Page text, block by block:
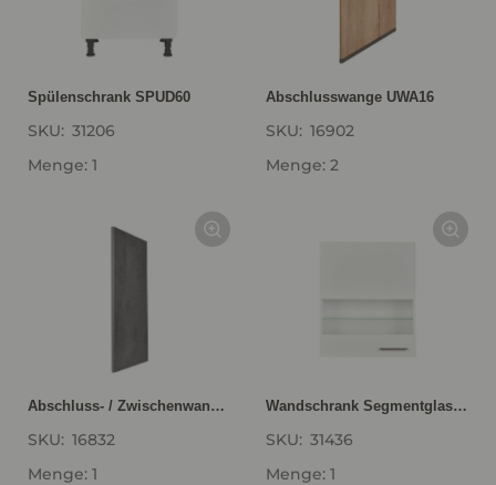
Spülenschrank SPUD60
SKU: 31206
Menge: 1
Abschlusswange UWA16
SKU: 16902
Menge: 2
Abschluss- / Zwischenwange für Wandschränke, Höhe 1 WW16-1
SKU: 16832
Menge: 1
Wandschrank Segmentglastür WGLS60-1
SKU: 31436
Menge: 1